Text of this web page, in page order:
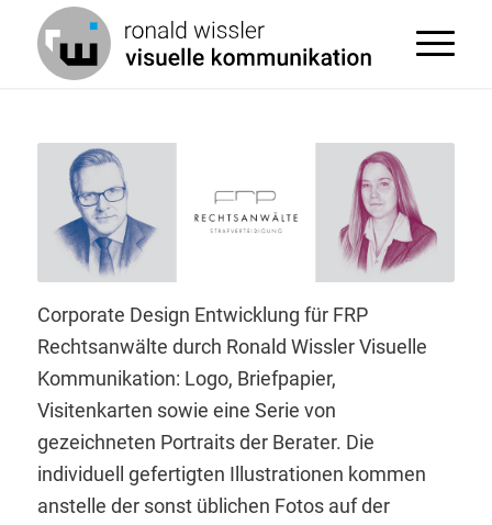
Corporate Design Entwicklung für FRP
Rechtsanwälte durch Ronald Wissler Visuelle
Kommunikation: Logo, Briefpapier,
Visitenkarten sowie eine Serie von
gezeichneten Portraits der Berater. Die
individuell gefertigten Illustrationen kommen
anstelle der sonst üblichen Fotos auf der